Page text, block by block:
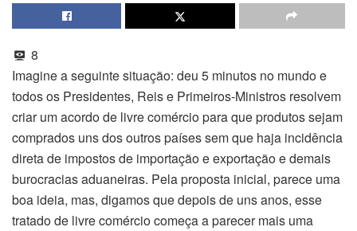
8
Imagine a seguinte situação: deu 5 minutos no mundo e
todos os Presidentes, Reis e Primeiros-Ministros resolvem
criar um acordo de livre comércio para que produtos sejam
comprados uns dos outros países sem que haja incidência
direta de impostos de importação e exportação e demais
burocracias aduaneiras. Pela proposta inicial, parece uma
boa ideia, mas, digamos que depois de uns anos, esse
tratado de livre comércio começa a parecer mais uma